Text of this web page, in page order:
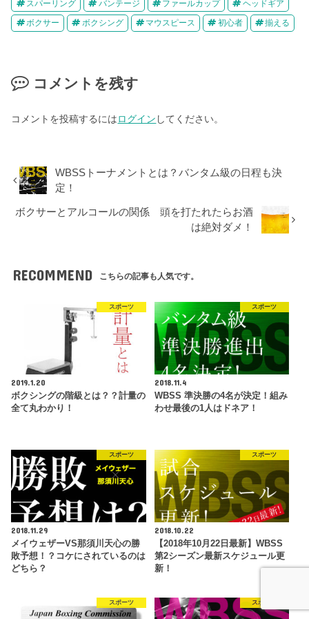
スパーリング バンテージ ファールカップ ヘッドギア
ボクサー ボクシング マウスピース 初心者 揃える
コメントを残す
コメントを投稿するにはログイン してください。
WBSSトーナメントとは？バンタム級の日程も決
定！
ボクサーとアルコールの関係 頭を打たれたらお酒
は絶対ダメ！
RECOMMEND こちらの記事も人気です。
スポーツ
2019.1.20
ボクシングの階級とは？？計量の
全て丸わかり！
スポーツ
2018.11.4
WBSS 準決勝の4名が決定！組み
わせ最後の1人はドネア！
スポーツ
2018.11.29
メイウェザーVS那須川天心の勝
敗予想！？コケにされているのは
どちら？
スポーツ
2018.10.22
【2018年10月22日最新】WBSS
第2シーズン最新スケジュール更
新！
スポーツ スポーツ